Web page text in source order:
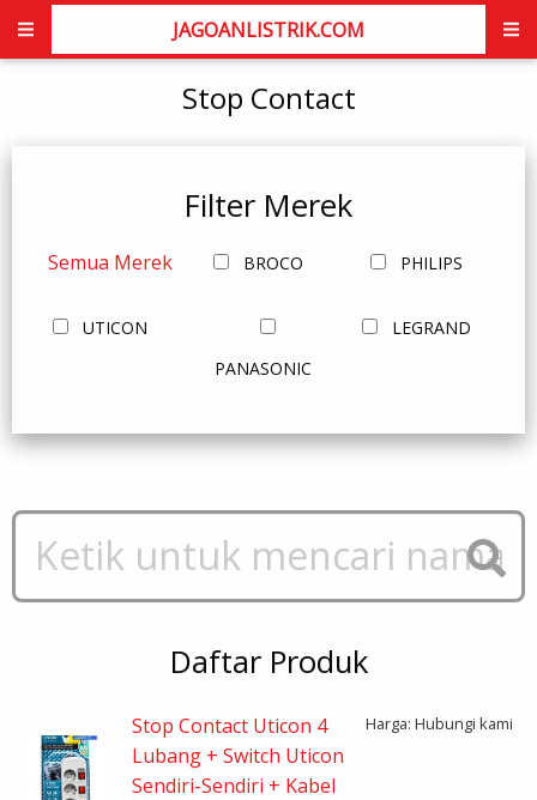
JAGOANLISTRIK.COM
Stop Contact
Filter Merek
Semua Merek BROCO PHILIPS
UTICON
PANASONIC
LEGRAND
Daftar Produk
Stop Contact Uticon 4
Lubang + Switch Uticon
Sendiri-Sendiri + Kabel
Harga: Hubungi kami